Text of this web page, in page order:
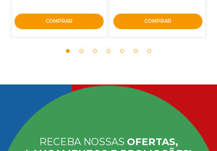
COMPRAR COMPRAR
RECEBA NOSSAS OFERTAS,